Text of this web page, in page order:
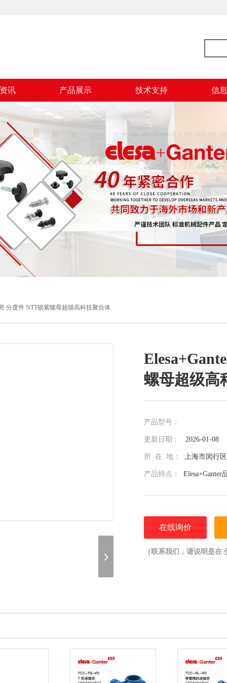
讯 产品展示 技术支持 信
分度件 NTT锁紧螺母超级高科技聚合体
螺母超级高
产品型号：
更新日期： 2026-01-08
所 在 地： 上海市闵行
产品特点：
在线询价
（联系我们，请说明是